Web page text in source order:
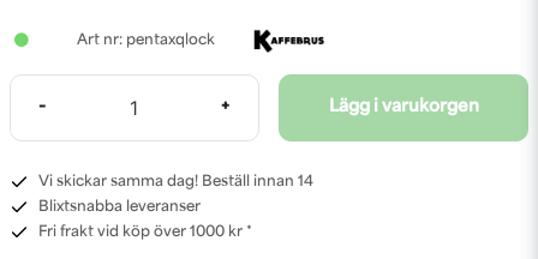
pentaxqlock
- + Lägg i varukorgen
Vi skickar samma dag! Beställ innan 14
Blixtsnabba leveranser
Fri frakt vid köp över 1000 kr *